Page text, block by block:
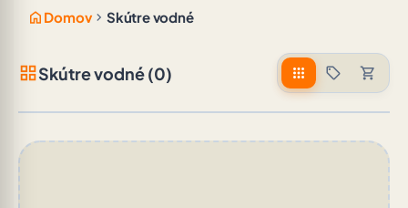
home Domov chevron_right Skútre vodné
grid_viewSkútre vodné (0) apps sell shopping_cart